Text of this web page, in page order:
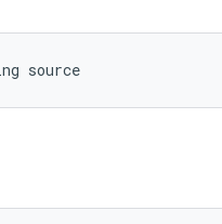
source